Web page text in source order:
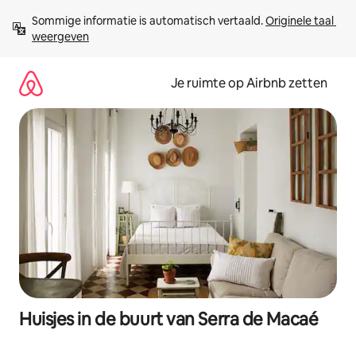
direct
naar
Sommige informatie is automatisch vertaald. Originele taal
weergeven
Je ruimte op Airbnb zetten
Huisjes in de buurt van Serra de Macaé